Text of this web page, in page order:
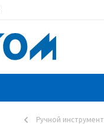
Ручной инструмент